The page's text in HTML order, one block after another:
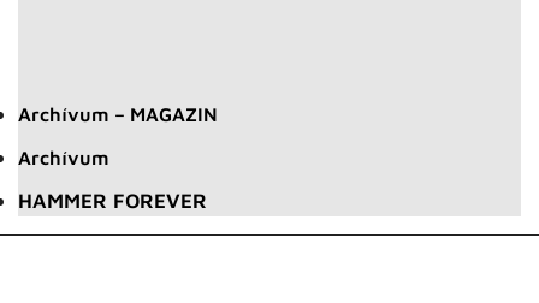
Archívum – MAGAZIN
Archívum
HAMMER FOREVER